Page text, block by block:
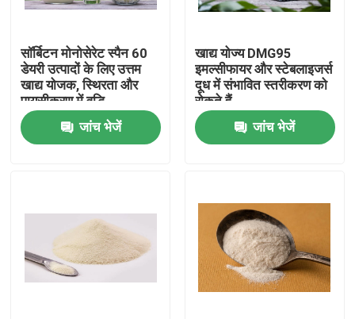
वीआर शो
हमारे बारे में
कारखाना भ्रमण
संपर्क करें
समाचार
सॉर्बिटन मोनोसेरेट स्पैन 60
डेयरी उत्पादों के लिए उत्तम
खाद्य योजक, स्थिरता और
पायसीकरण में वृद्धि
जांच भेजें
खाद्य योज्य DMG95
इमल्सीफायर और स्टेबलाइजर्स
दूध में संभावित स्तरीकरण को
रोकते हैं
जांच भेजें